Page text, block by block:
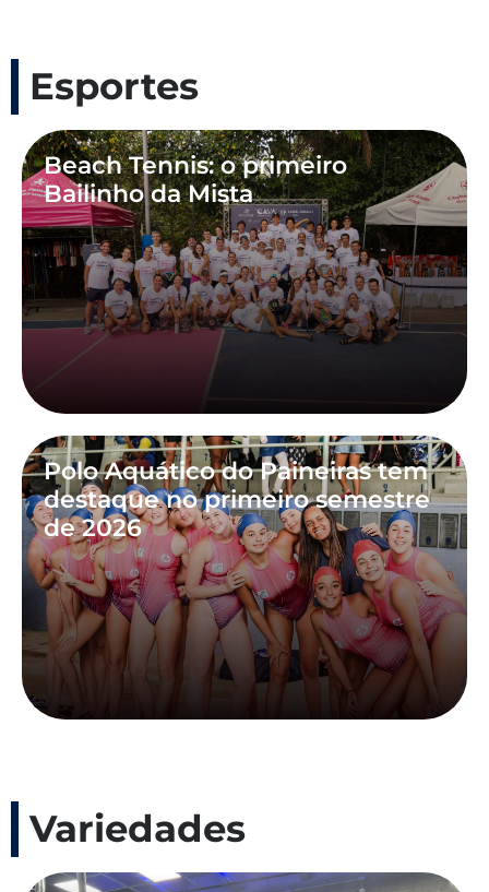
Esportes
Beach Tennis: o primeiro
Bailinho da Mista
Polo Aquático do Paineiras tem
destaque no primeiro semestre
de 2026
Variedades